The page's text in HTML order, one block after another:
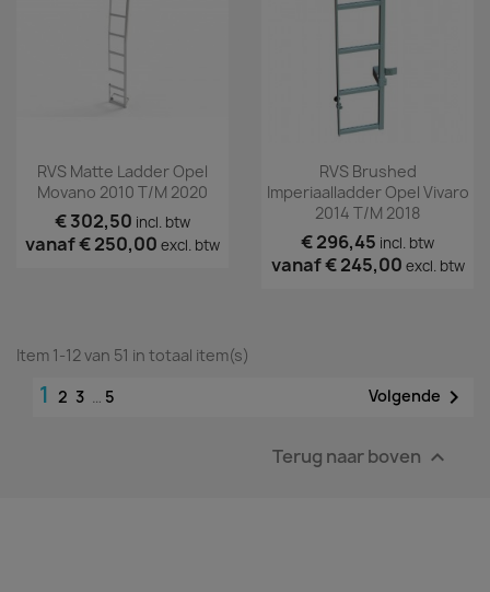
RVS Matte Ladder Opel
Movano 2010 T/m 2020
€ 302,50 incl. btw
vanaf€ 250,00 excl. btw
RVS Brushed
Imperiaalladder Opel Vivaro
2014 T/m 2018
€ 296,45 incl. btw
vanaf€ 245,00 excl. btw
Item 1-12 van 51 in totaal item(s)
1 2 3 … 5 Volgende 
Terug naar boven 